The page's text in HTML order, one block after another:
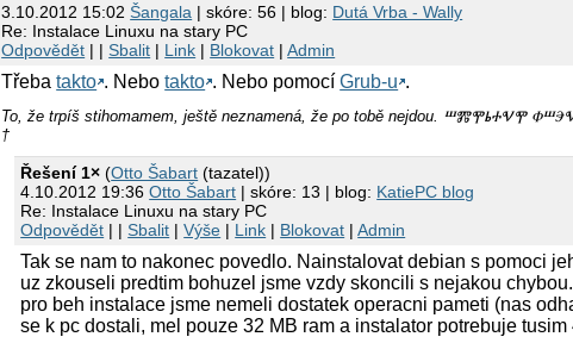
3.10.2012 15:02Šangala | skóre: 56 | blog: Dutá Vrba - Wally
Re: Instalace Linuxu na stary PC
Odpovědět | |Sbalit | Link | Blokovat |Admin
Třebatakto . Nebotakto . Nebo pomocíGrub-u .
To, že trpíš stihomamem, ještě neznamená, že po tobě nejdou. ⰞⰏⰉⰓⰀⰜⰉ
†
Řešení 1× (Otto Šabart (tazatel))
4.10.2012 19:36Otto Šabart | skóre: 13 | blog: KatiePC blog
Re: Instalace Linuxu na stary PC
Odpovědět | |Sbalit |Výše | Link | Blokovat |Admin
Tak se nam to nakonec povedlo. Nainstalovat debian s pomoci
uz zkouseli predtim bohuzel jsme vzdy skoncili s nejakou
pro beh instalace jsme nemeli dostatek operacni pameti (nas
se k pc dostali, mel pouze 32 MB ram a instalator potrebuje tusim